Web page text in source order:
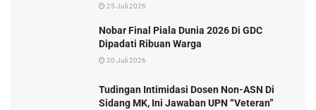
25 Juli 2026
Nobar Final Piala Dunia 2026 Di GDC
Dipadati Ribuan Warga
20 Juli 2026
Tudingan Intimidasi Dosen Non-ASN Di
Sidang MK, Ini Jawaban UPN “Veteran”